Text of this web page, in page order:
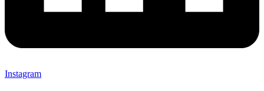
Instagram